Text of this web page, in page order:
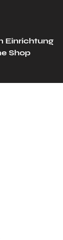
Einrichtung
Shop